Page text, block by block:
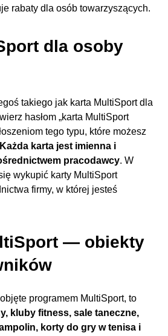
rabaty dla osób towarzyszących.
dla osoby
takiego jak karta MultiSport dla
hasłom „karta MultiSport
tego typu, które możesz
Każda karta jest imienna i
pracodawcy. W
wykupić karty MultiSport
firmy, w której jesteś
— obiekty
programem MultiSport, to
kluby fitness, sale taneczne,
korty do gry w tenisa i